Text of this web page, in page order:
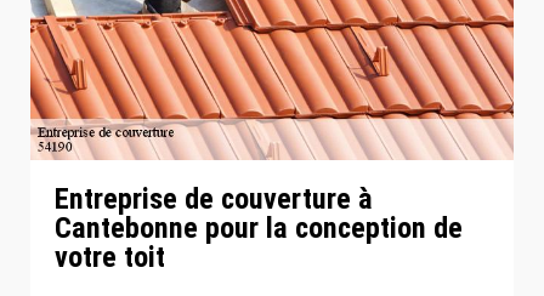
Entreprise de couverture à
Cantebonne pour la conception de
votre toit